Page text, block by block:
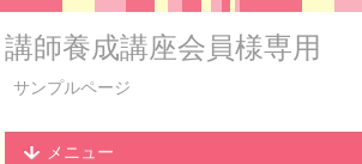
講師養成講座会員様専用
サンプルページ
メニュー